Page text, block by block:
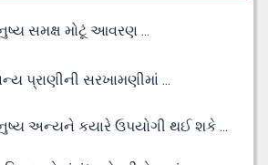
સમક્ષ મોટૂં આવરણ ...
પ્રાણીની સરખામણીમાં ...
અન્યને કયારે ઉપયોગી થઈ શકે ...